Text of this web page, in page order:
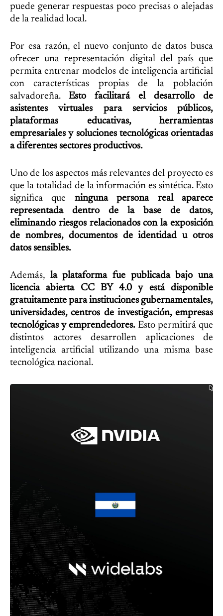
puede generar respuestas poco precisas o alejadas
de la realidad local.
Por esa razón, el nuevo conjunto de datos busca
ofrecer una representación digital del país que
permita entrenar modelos de inteligencia artificial
con características propias de la población
salvadoreña. Esto facilitará el desarrollo de
asistentes virtuales para servicios públicos,
plataformas educativas, herramientas
empresariales y soluciones tecnológicas orientadas
a diferentes sectores productivos.
Uno de los aspectos más relevantes del proyecto es
que la totalidad de la información es sintética. Esto
significa que ninguna persona real aparece
representada dentro de la base de datos,
eliminando riesgos relacionados con la exposición
de nombres, documentos de identidad u otros
datos sensibles.
Además, la plataforma fue publicada bajo una
licencia abierta CC BY 4.0 y está disponible
gratuitamente para instituciones gubernamentales,
universidades, centros de investigación, empresas
tecnológicas y emprendedores.Esto permitirá que
distintos actores desarrollen aplicaciones de
inteligencia artificial utilizando una misma base
tecnológica nacional.